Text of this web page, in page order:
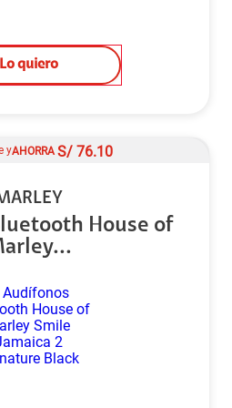
Lo quiero
yAHORRA S/ 76.10
House of